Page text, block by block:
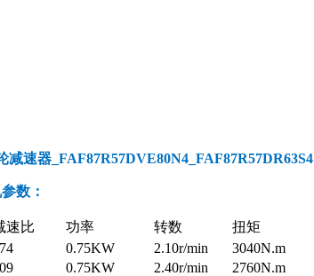
速器_FAF87R57DVE80N4_FAF87R57DR63S4
数 ：
速比 功率 转数 扭矩
0.75KW 2.10r/min 3040N.m
0.75KW 2.40r/min 2760N.m